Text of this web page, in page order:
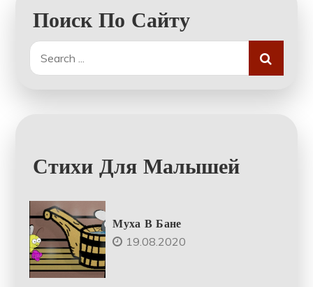
Поиск По Сайту
Search
for:
Стихи Для Малышей
Муха В Бане
19.08.2020